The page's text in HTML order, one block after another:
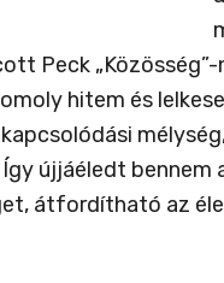
Peck
hitem és
újjáéledt
átfordítható az